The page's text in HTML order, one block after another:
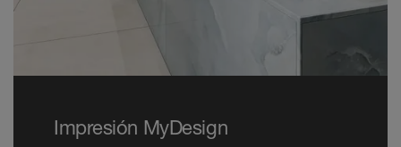
Impresión MyDesign